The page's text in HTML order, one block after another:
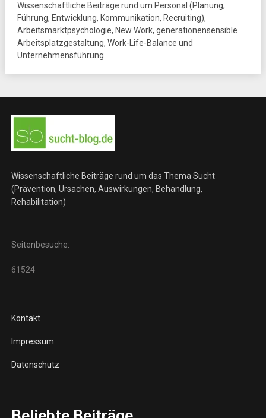
Wissenschaftliche Beiträge rund um Personal (Planung,
Führung, Entwicklung, Kommunikation, Recruiting),
Arbeitsmarktpsychologie, New Work, generationensensible
Arbeitsplatzgestaltung, Work-Life-Balance und
Unternehmensführung
Wissenschaftliche Beiträge rund um das Thema Sucht
(Prävention, Ursachen, Auswirkungen, Behandlung,
Rehabilitation)
Seitenbesuche:
61524
Kontakt
Impressum
Datenschutz